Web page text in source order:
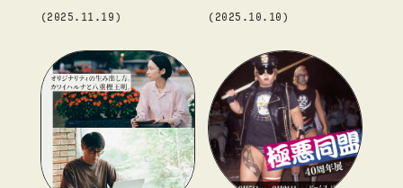
(2025.11.19)
音楽×映像の祭典『MARG
ート。“架空の企業”をテー
マにした限定販売のオフィ
シャルコラボTシャツも登
場
(2025.10.10)